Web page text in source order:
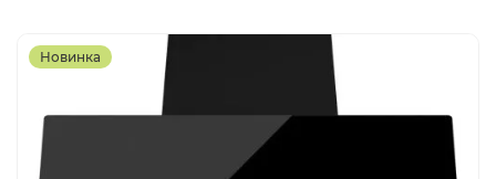
Новинка